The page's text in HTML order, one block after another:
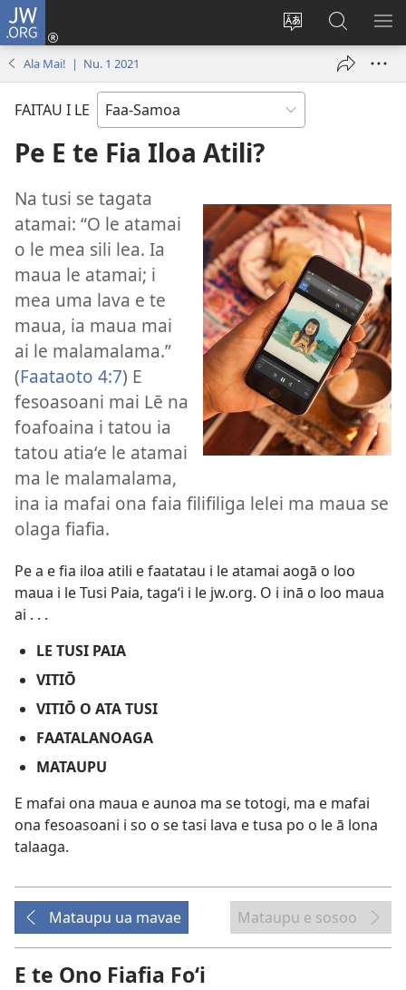
JW.ORG
Sui
gagana
o
le
Log
isi
Suʻe
le
Ala Mai! | Nu. 1 2021
FAITAU I LE
Pe E te Fia Iloa Atili?
Na tusi se tagata
atamai: “O le atamai
o le mea sili lea. Ia
maua le atamai; i
mea uma lava e te
maua, ia maua mai
ai le malamalama.”
(Faataoto 4:7) E
fesoasoani mai Lē na
foafoaina i tatou ia
tatou atiaʻe le atamai
ma le malamalama,
ina ia mafai ona faia filifiliga lelei ma maua se
olaga fiafia.
Pe a e fia iloa atili e faatatau i le atamai aogā o loo
maua i le Tusi Paia, tagaʻi i le jw.org. O i inā o loo maua
ai . . .
LE TUSI PAIA
VITIŌ
VITIŌ O ATA TUSI
FAATALANOAGA
MATAUPU
E mafai ona maua e aunoa ma se totogi, ma e mafai
ona fesoasoani i so o se tasi lava e tusa po o le ā lona
talaaga.
Mataupu ua mavae Mataupu e sosoo
E te Ono Fiafia Foʻi